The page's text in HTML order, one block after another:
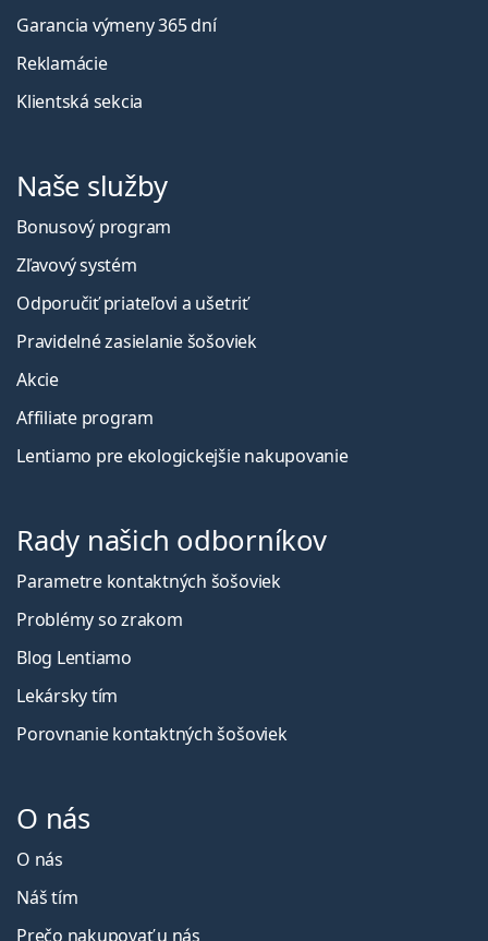
Garancia výmeny 365 dní
Reklamácie
Klientská sekcia
Naše služby
Bonusový program
Zľavový systém
Odporučiť priateľovi a ušetriť
Pravidelné zasielanie šošoviek
Akcie
Affiliate program
Lentiamo pre ekologickejšie nakupovanie
Rady našich odborníkov
Parametre kontaktných šošoviek
Problémy so zrakom
Blog Lentiamo
Lekársky tím
Porovnanie kontaktných šošoviek
O nás
O nás
Náš tím
Prečo nakupovať u nás